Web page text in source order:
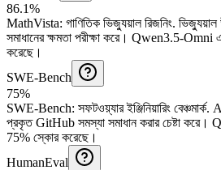
86.1%
MathVista: গাণিতিক ভিজ্যুয়াল রিজনিং. ভিজ্যুয়াল
সমাধানের ক্ষমতা পরীক্ষা করে। Qwen3.5-Omni
করেছে।
SWE-Bench
75%
SWE-Bench: সফটওয়্যার ইঞ্জিনিয়ারিং বেঞ্চমার্ক.
প্রকৃত GitHub সমস্যা সমাধান করার চেষ্টা করে।
75% স্কোর করেছে।
HumanEval